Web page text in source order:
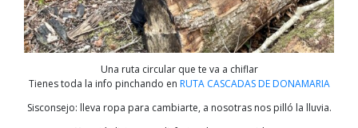
Una ruta circular que te va a chiflar
Tienes toda la info pinchando en RUTA CASCADAS DE DONAMARIA
Sisconsejo: lleva ropa para cambiarte, a nosotras nos pilló la lluvia.